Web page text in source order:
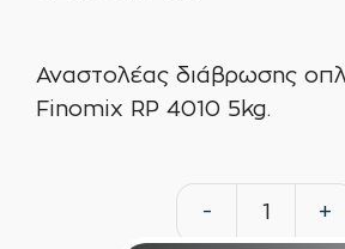
Αναστολέας διάβρωσης
Finomix RP 4010 5kg.
- +